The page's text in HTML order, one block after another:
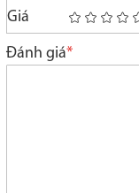
Giá
1
star
2
stars
3
stars
4
stars
5
stars
Đánh giá